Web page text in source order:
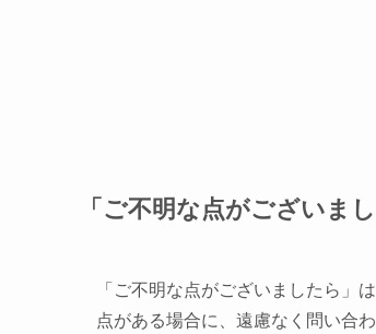
「ご不明な点がございま
「ご不明な点がございましたら」
点がある場合に、遠慮なく問い合